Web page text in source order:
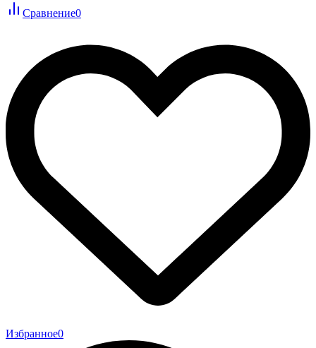
Сравнение0
Избранное0